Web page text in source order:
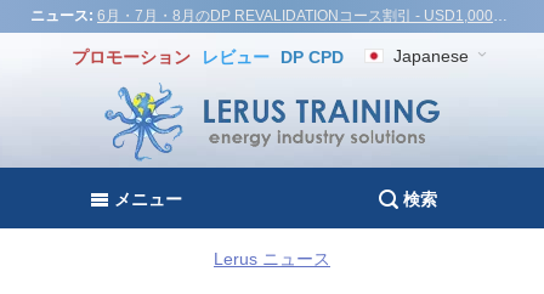
ニュース: 6月・7月・8月のDP REVALIDATIONコース割引 - USD1,000！ベトナム、トルコ、マレーシア
プロモーション レビュー DP CPD Japanese
メニュー 検索
Lerus ニュース